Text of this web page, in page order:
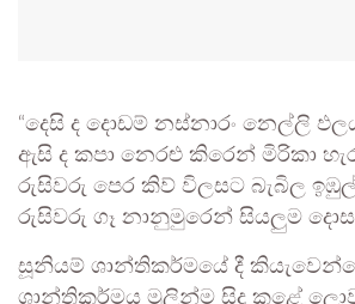
“දෙසි ද දොඩම් නස්නාරං නෙල්ලි
ඇසි ද කපා නෙරළු කිරෙන් මිරිකා
රුසිවරු පෙර කිව් විලසට බැබිල
රුසිවරු ගෑ නානුමුරෙන් සියලුම දොස
සූනියම් ශාන්තිකර්මයේ දී
ශාන්තිකර්මය මුලින්ම සිදු කළේ